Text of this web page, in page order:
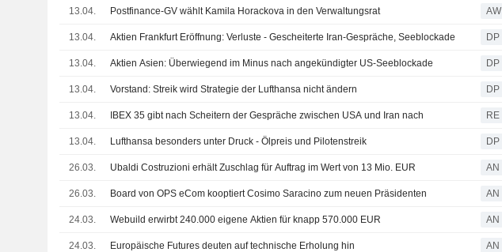
13.04. Postfinance-GV wählt Kamila Horackova in den Verwaltungsrat AW
13.04. Aktien Frankfurt Eröffnung: Verluste - Gescheiterte Iran-Gespräche, Seeblockade DP
13.04. Aktien Asien: Überwiegend im Minus nach angekündigter US-Seeblockade DP
13.04. Vorstand: Streik wird Strategie der Lufthansa nicht ändern DP
13.04. IBEX 35 gibt nach Scheitern der Gespräche zwischen USA und Iran nach RE
13.04. Lufthansa besonders unter Druck - Ölpreis und Pilotenstreik DP
26.03. Ubaldi Costruzioni erhält Zuschlag für Auftrag im Wert von 13 Mio. EUR AN
26.03. Board von OPS eCom kooptiert Cosimo Saracino zum neuen Präsidenten AN
24.03. Webuild erwirbt 240.000 eigene Aktien für knapp 570.000 EUR AN
24.03. Europäische Futures deuten auf technische Erholung hin AN